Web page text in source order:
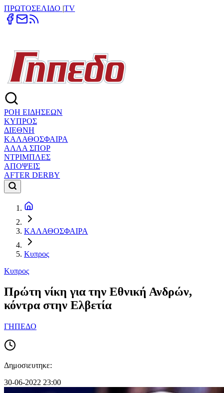
ΠΡΩΤΟΣΕΛΙΔΟ |TV
ΡΟΗ ΕΙΔΗΣΕΩΝ
ΚΥΠΡΟΣ
ΔΙΕΘΝΗ
ΚΑΛΑΘΟΣΦΑΙΡΑ
ΑΛΛΑ ΣΠΟΡ
ΝΤΡΙΜΠΛΕΣ
ΑΠΟΨΕΙΣ
AFTER DERBY
ΚΑΛΑΘΟΣΦΑΙΡΑ
Κυπρος
Κυπρος
Πρώτη νίκη για την Εθνική Ανδρών,
κόντρα στην Ελβετία
ΓΗΠΕΔΟ
Δημοσιευτηκε:
30-06-2022 23:00